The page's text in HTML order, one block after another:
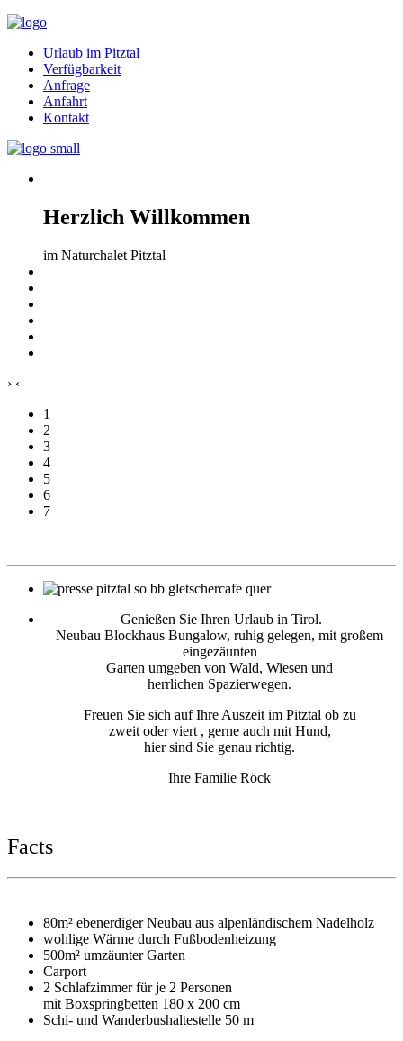
Urlaub im Pitztal
Verfügbarkeit
Anfrage
Anfahrt
Kontakt
Herzlich Willkommen
im Naturchalet Pitztal
› ‹
1
2
3
4
5
6
7
Genießen Sie Ihren Urlaub in Tirol.
Neubau Blockhaus Bungalow, ruhig gelegen, mit großem
eingezäunten
Garten umgeben von Wald, Wiesen und
herrlichen Spazierwegen.
Freuen Sie sich auf Ihre Auszeit im Pitztal ob zu
zweit oder viert , gerne auch mit Hund,
hier sind Sie genau richtig.
Ihre Familie Röck
Facts
80m² ebenerdiger Neubau aus alpenländischem Nadelholz
wohlige Wärme durch Fußbodenheizung
500m² umzäunter Garten
Carport
2 Schlafzimmer für je 2 Personen
mit Boxspringbetten 180 x 200 cm
Schi- und Wanderbushaltestelle 50 m